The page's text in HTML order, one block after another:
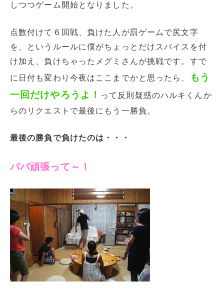
しつつゲーム開始となりました。
点数付けて６回戦、負けた人が罰ゲームで尻文字
を、というルールに僕がちょっとだけスパイスを付
け加え、負けちゃったメグミさんが挑戦です。すで
に日付も変わり今夜はここまでかと思ったら、
もう
一回だけやろうよ！ って反則疑惑のハルキくんか
らのリクエストで最後にもう一勝負。
最後の勝負で負けたのは・・・
パパ頑張って～！